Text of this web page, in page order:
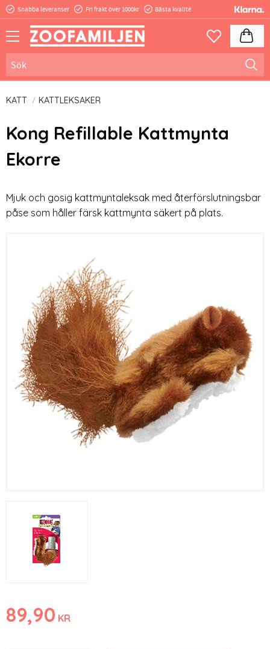
Snabba leveranser Fri frakt över 1000kr Bästa kvalité
Favoriter
KATT KATTLEKSAKER
Kong Refillable Kattmynta
Ekorre
Mjuk och gosig kattmyntaleksak med återförslutningsbar
påse som håller färsk kattmynta säkert på plats.
89,90 KR